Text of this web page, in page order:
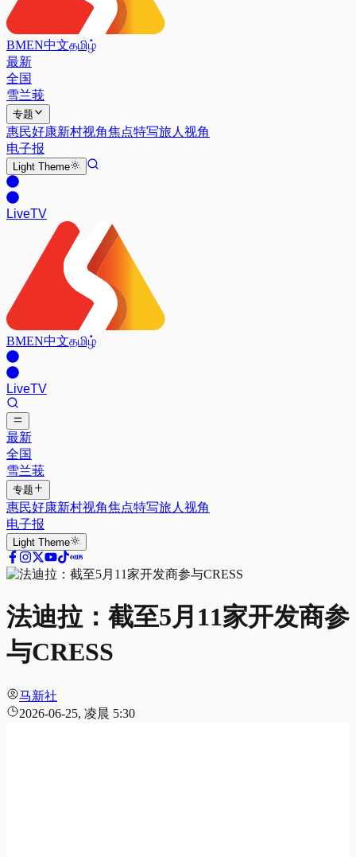
BMEN中文தமிழ்
最新
全国
雪兰莪
专题
惠民好康新村视角焦点特写旅人视角
电子报
Light Theme
LiveTV
BMEN中文தமிழ்
LiveTV
最新
全国
雪兰莪
专题
惠民好康新村视角焦点特写旅人视角
电子报
Light Theme
法迪拉：截至5月11家开发商参
与CRESS
马新社
2026-06-25, 凌晨 5:30